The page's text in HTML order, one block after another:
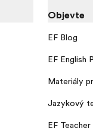
Objevte
EF Blog
EF English
Materiály
Jazykový
EF Teacher